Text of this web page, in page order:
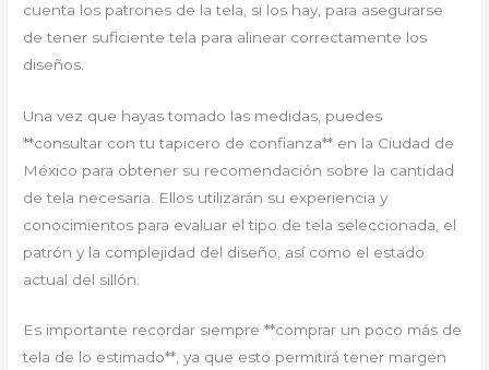
cuenta los patrones de la tela, si los hay, para asegurarse
de tener suficiente tela para alinear correctamente los
diseños.
Una vez que hayas tomado las medidas, puedes
**consultar con tu tapicero de confianza** en la Ciudad de
México para obtener su recomendación sobre la cantidad
de tela necesaria. Ellos utilizarán su experiencia y
conocimientos para evaluar el tipo de tela seleccionada, el
patrón y la complejidad del diseño, así como el estado
actual del sillón.
Es importante recordar siempre **comprar un poco más de
tela de lo estimado**, ya que esto permitirá tener margen